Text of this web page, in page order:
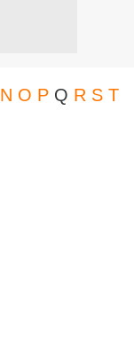
N O PQ R S T